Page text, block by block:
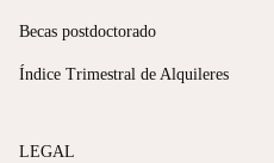
Becas postdoctorado
Índice Trimestral de Alquileres
LEGAL